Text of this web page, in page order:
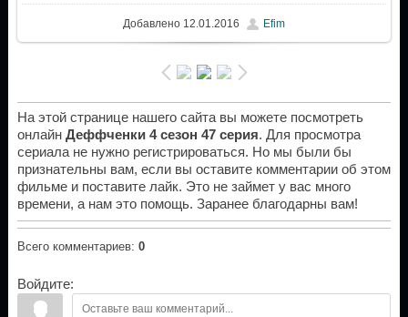
Добавлено12.01.2016 Efim
На этой странице нашего сайта вы можете посмотреть
онлайн Деффченки 4 сезон 47 серия. Для просмотра
сериала не нужно регистрироваться. Но мы были бы
признательны вам, если вы оставите комментарии об этом
фильме и поставите лайк. Это не займет у вас много
времени, а нам это помощь. Заранее благодарны вам!
Всего комментариев: 0
Войдите: